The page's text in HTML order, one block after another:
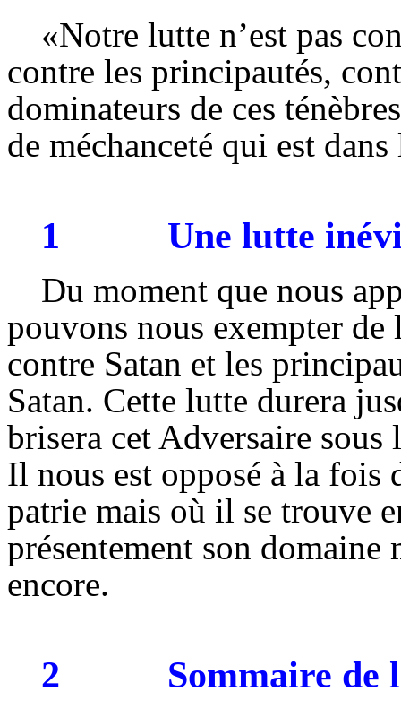
«Notre lutte n’est pas
contre les principautés,
dominateurs de ces
de méchanceté qui est
1 Une lutte
Du moment que nous
pouvons nous exempter de
contre Satan et les
Satan. Cette lutte durera
brisera cet Adversaire
Il nous est opposé à la fois
patrie mais où il se trouve
présentement son
encore.
2 Sommaire de